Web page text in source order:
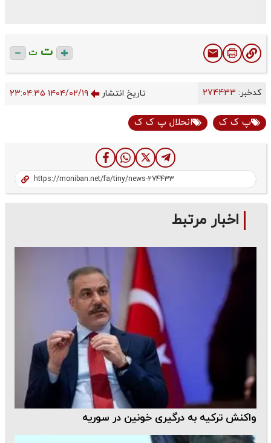
ت ت
کدخبر: تاریخ انتشار ۱۴۰۴/۰۲/۱۹ ۲۳:۰۴:۳۵
پ ک ک انحلال پ ک ک
اخبار مرتبط
واکنش ترکیه به درگیری خونین در سوریه